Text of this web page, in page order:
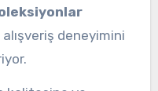
deneyimini